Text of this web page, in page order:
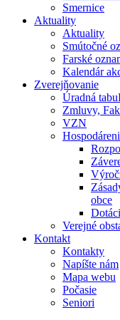
Smernice
Aktuality
Aktuality
Smútočné
Farské
Kalendár
Zverejňovanie
Úradná
Zmluvy,
VZN
obce
Verejné
Kontakt
Kontakty
Napíšte nám
Mapa webu
Počasie
Seniori